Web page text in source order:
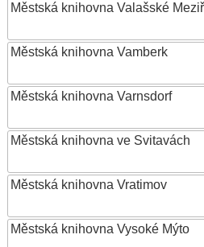
Městská knihovna Valašské
Městská knihovna Vamberk
Městská knihovna Varnsdorf
Městská knihovna ve Svitavách
Městská knihovna Vratimov
Městská knihovna Vysoké Mýto